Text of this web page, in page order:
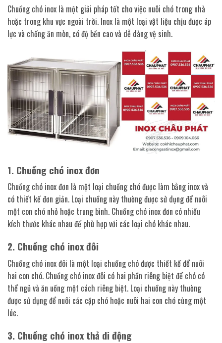
Chuồng chó inox là một giải pháp tốt cho việc nuôi chó trong nhà
hoặc trong khu vực ngoài trời. Inox là một loại vật liệu chịu được áp
lực và chống ăn mòn, có độ bền cao và dễ dàng vệ sinh.
1. Chuồng chó inox đơn
Chuồng chó inox đơn là một loại chuồng chó được làm bằng inox và
có thiết kế đơn giản. Loại chuồng này thường được sử dụng để nuôi
một con chó nhỏ hoặc trung bình. Chuồng chó inox đơn có nhiều
kích thước khác nhau để phù hợp với các loại chó khác nhau.
2. Chuồng chó inox đôi
Chuồng chó inox đôi là một loại chuồng chó được thiết kế để nuôi
hai con chó. Chuồng chó inox đôi có hai phần riêng biệt để chó có
thể ngủ và ăn uống một cách riêng biệt. Loại chuồng này thường
được sử dụng để nuôi các cặp chó hoặc nuôi hai con chó cùng một
lúc.
3. Chuồng chó inox thả di động